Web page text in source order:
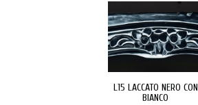
L15 LACCATO NERO CON
BIANCO